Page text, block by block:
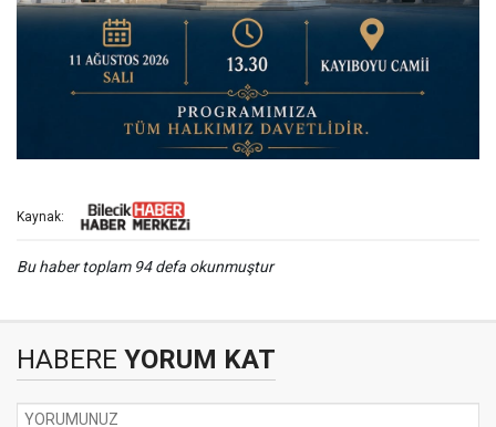
Kaynak:
Bu haber toplam 94 defa okunmuştur
HABERE YORUM KAT